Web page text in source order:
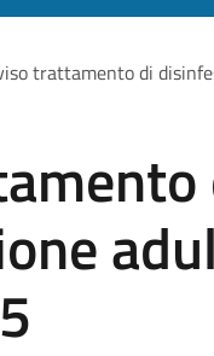
trattamento di